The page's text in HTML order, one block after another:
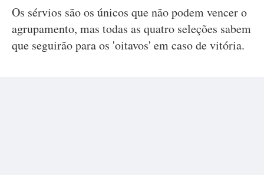
Os sérvios são os únicos que não podem vencer o
agrupamento, mas todas as quatro seleções sabem
que seguirão para os 'oitavos' em caso de vitória.